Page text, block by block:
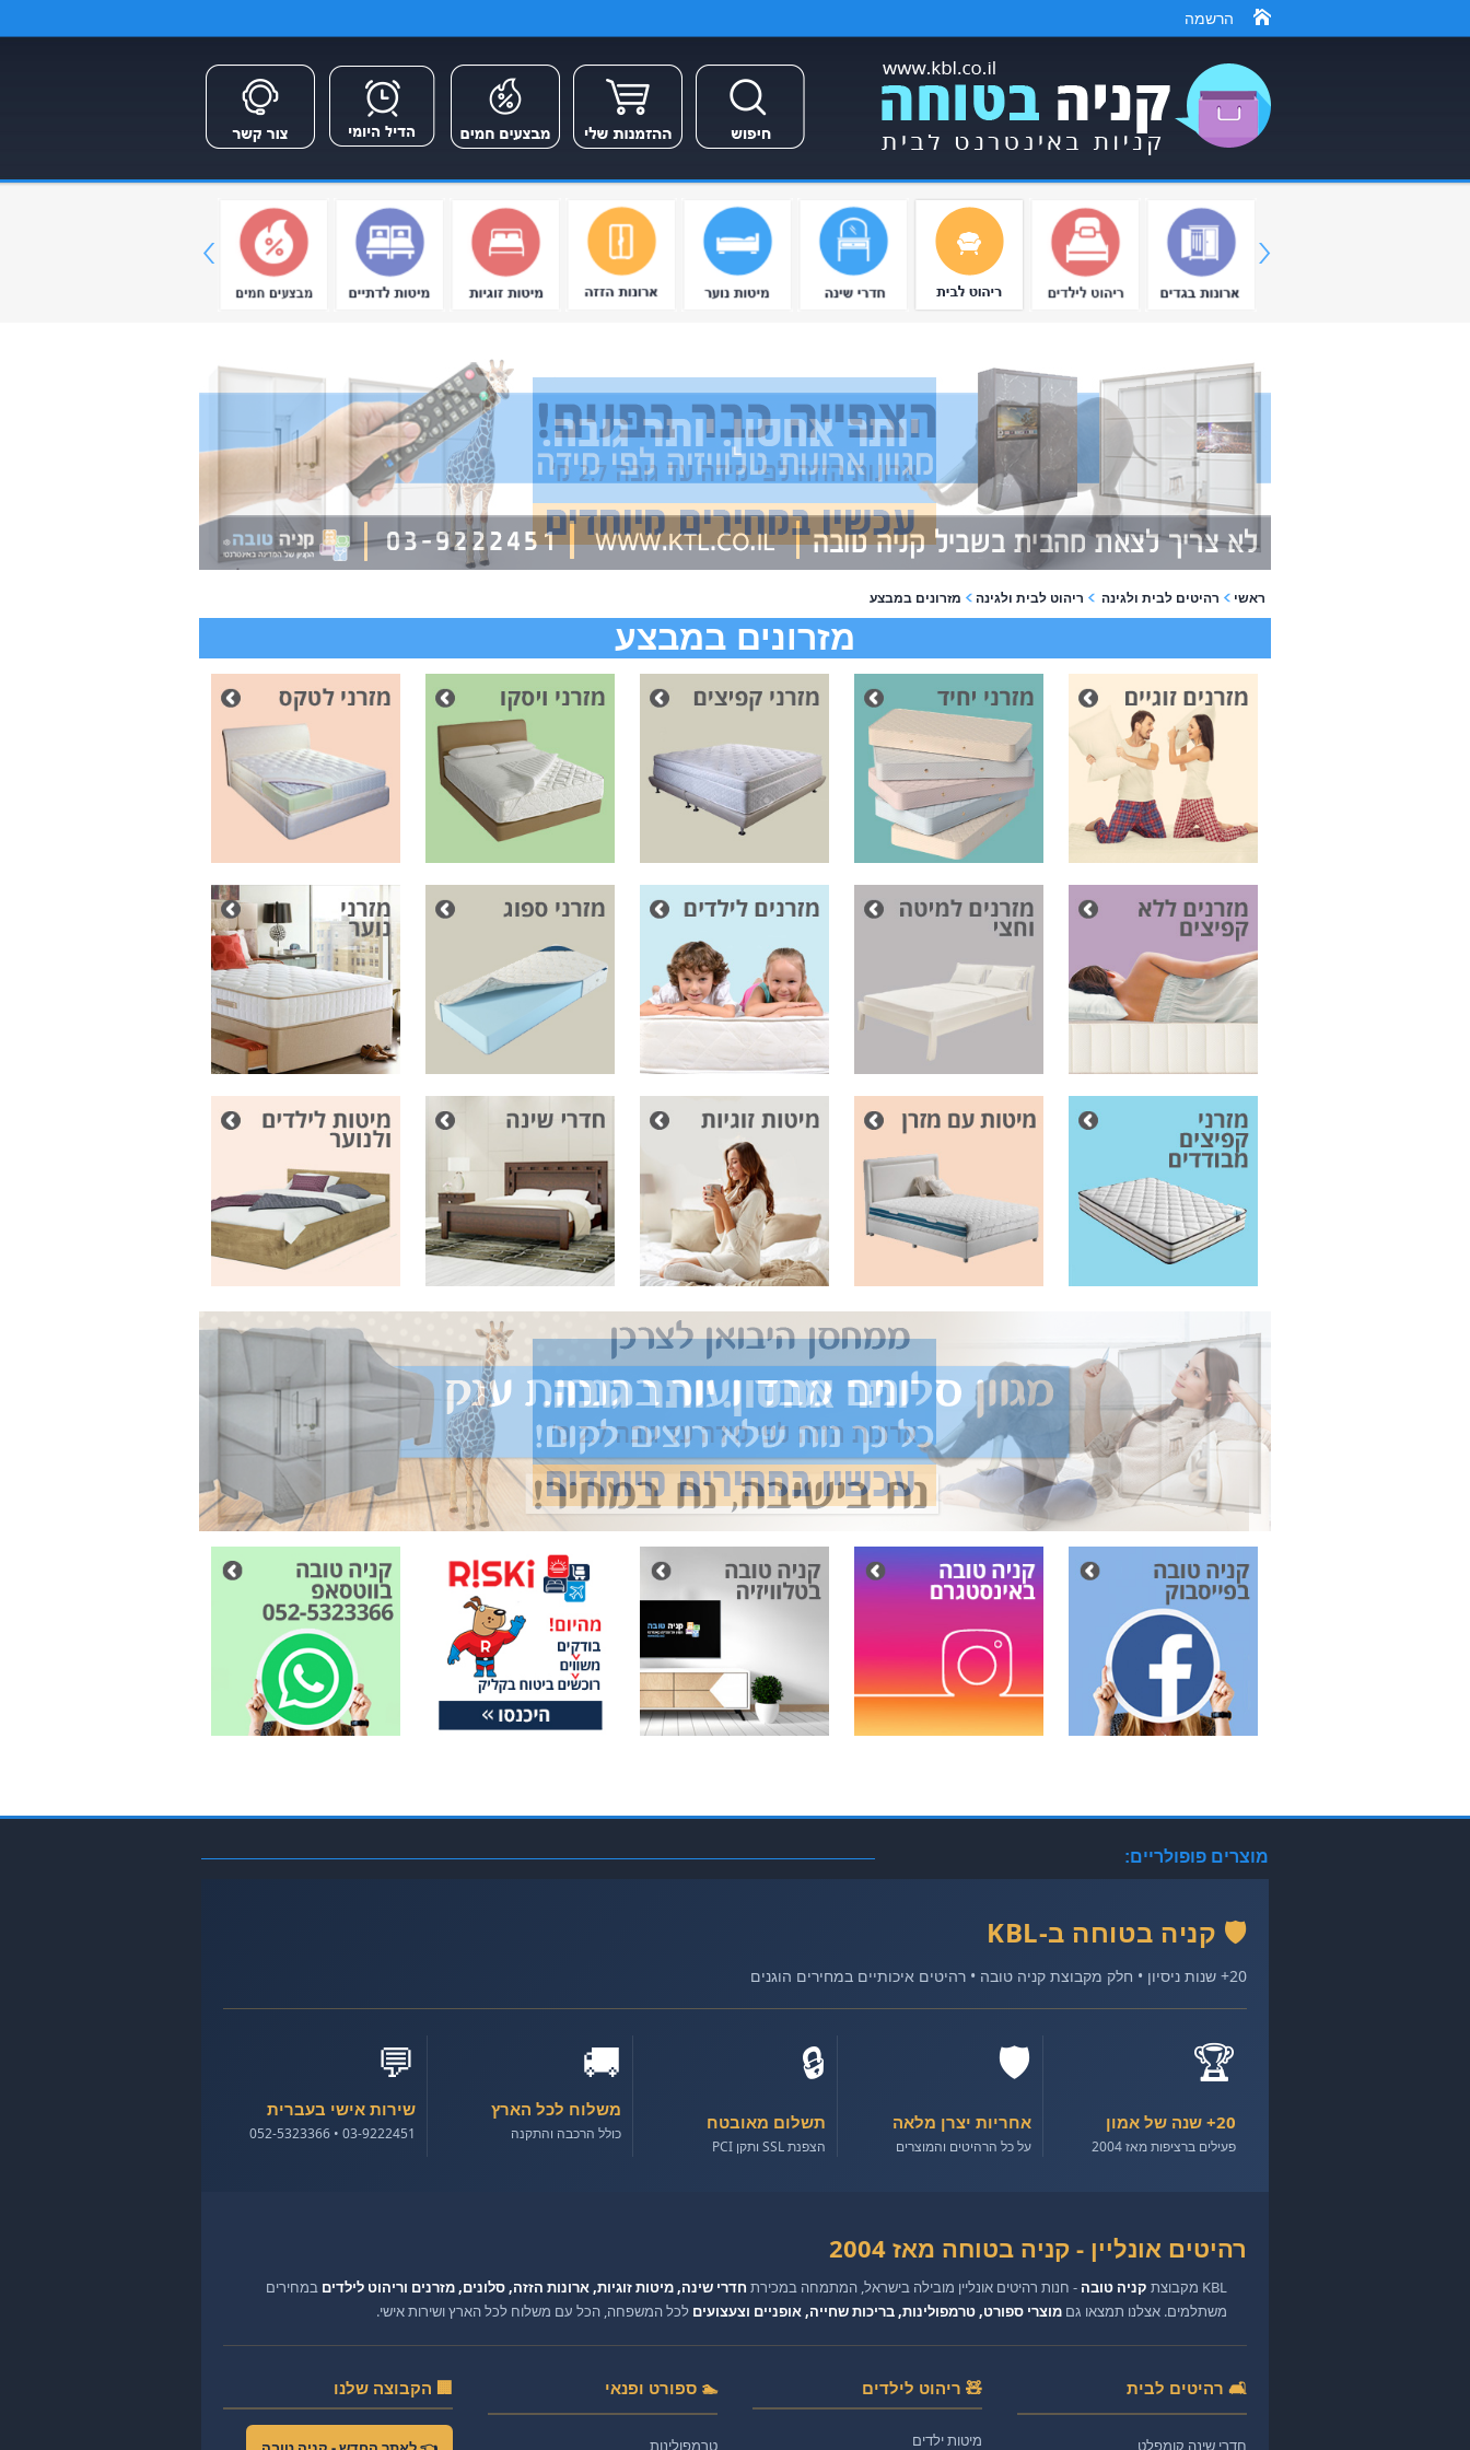
הרשמה
ראשי רהיטים לבית ולגינה ריהוט לבית ולגינה מזרונים במבצע
מזרונים במבצע
מוצרים פופולריים:
🛡️ קניה בטוחה ב-KBL
20+ שנות ניסיון • חלק מקבוצת קניה טובה • רהיטים איכותיים במחירים הוגנים
🏆
20+ שנה של אמון
פעילים ברציפות מאז 2004
🛡️
אחריות יצרן מלאה
על כל הרהיטים והמוצרים
🔒
תשלום מאובטח
הצפנת SSL ותקן PCI
🚚
משלוח לכל הארץ
כולל הרכבה והתקנה
💬
שירות אישי בעברית
03-9222451 • 052-5323366
רהיטים אונליין - קניה בטוחה מאז 2004
KBL מקבוצת קניה טובה - חנות רהיטים אונליין מובילה בישראל, המתמחה במכירת חדרי שינה, מיטות זוגיות, ארונות הזזה, סלונים, מזרנים וריהוט לילדים במחירים
משתלמים. אצלנו תמצאו גם מוצרי ספורט, טרמפולינות, בריכות שחייה, אופניים וצעצועים לכל המשפחה, הכל עם משלוח לכל הארץ ושירות אישי.
🛋️ רהיטים לבית
חדרי שינה קומפלט
🧸 ריהוט לילדים
מיטות ילדים
🏊 ספורט ופנאי
טרמפולינות
🏢 הקבוצה שלנו